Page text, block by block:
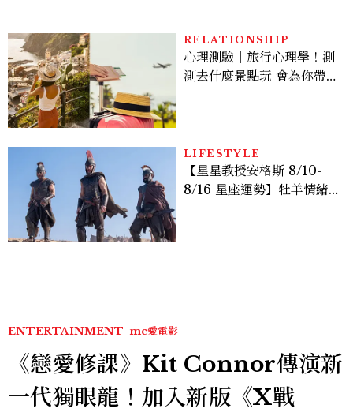
RELATIONSHIP
心理測驗｜旅行心理學！測
測去什麼景點玩 會為你帶來
LIFESTYLE
【星星教授安格斯 8/10-
8/16 星座運勢】牡羊情緒
ENTERTAINMENT mc愛電影
《戀愛修課》Kit Connor傳演新
一代獨眼龍！加入新版《X戰